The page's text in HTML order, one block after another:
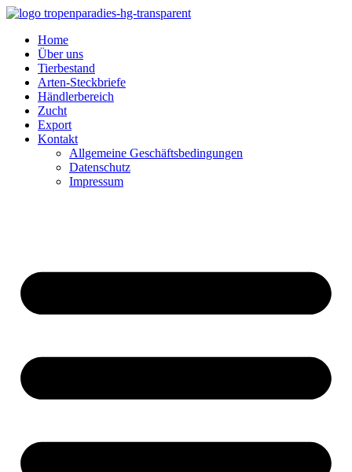
Home
Über uns
Tierbestand
Arten-Steckbriefe
Händlerbereich
Zucht
Export
Kontakt
Allgemeine Geschäftsbedingungen
Datenschutz
Impressum